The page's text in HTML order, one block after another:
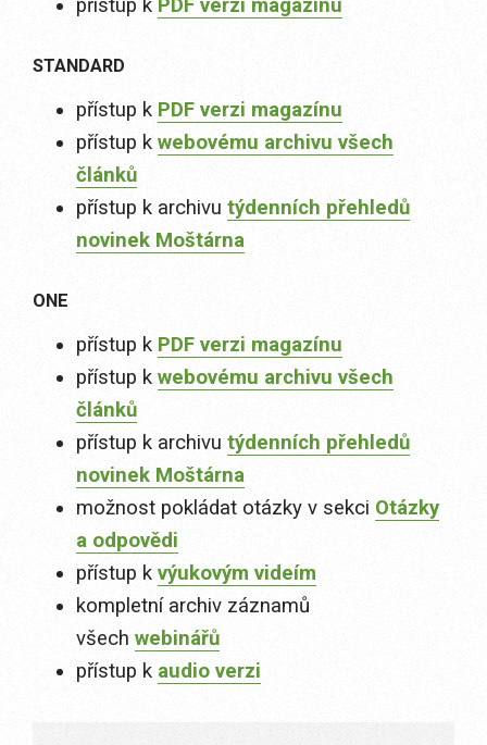
přístup k PDF verzi magazínu
STANDARD
přístup k PDF verzi magazínu
přístup k webovému archivu všech
článků
přístup k archivu týdenních přehledů
novinek Moštárna
ONE
přístup k PDF verzi magazínu
přístup k webovému archivu všech
článků
přístup k archivu týdenních přehledů
novinek Moštárna
možnost pokládat otázky v sekci Otázky
a odpovědi
přístup k výukovým videím
kompletní archiv záznamů
všech webinářů
přístup k audio verzi